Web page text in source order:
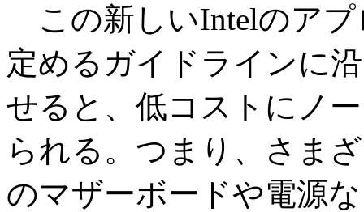
この新しいIntelのアプ
定めるガイドラインに
せると、低コストにノ
られる。つまり、さま
のマザーボードや電源